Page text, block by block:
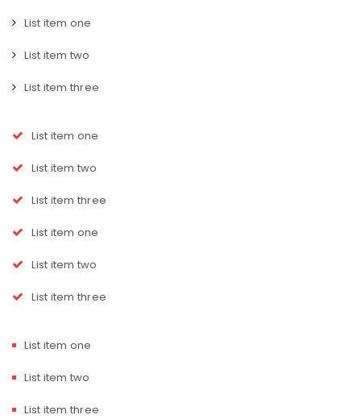
List item one
List item two
List item three
List item one
List item two
List item three
List item one
List item two
List item three
List item one
List item two
List item three